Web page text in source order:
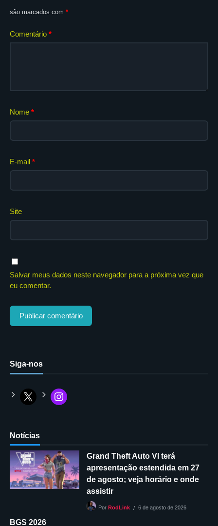
são marcados com *
Comentário *
Nome *
E-mail *
Site
Salvar meus dados neste navegador para a próxima vez que
eu comentar.
Siga-nos
Notícias
Grand Theft Auto VI terá
apresentação estendida em 27
de agosto; veja horário e onde
assistir
Por RodLink 6 de agosto de 2026
BGS 2026